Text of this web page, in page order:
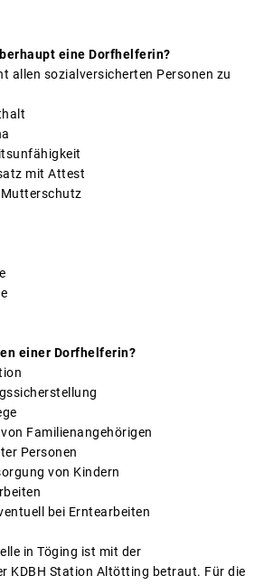
eine Dorfhelferin?
allen sozialversicherten Personen zu
mit Attest
einer Dorfhelferin?
Familienangehörigen
Personen
von Kindern
bei Erntearbeiten
in Töging ist mit der
KDBH Station Altötting betraut. Für die